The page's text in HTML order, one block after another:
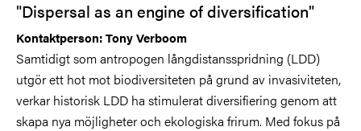
"Dispersal as an engine of diversification"
Kontaktperson: Tony Verboom
Samtidigt som antropogen långdistansspridning (LDD)
utgör ett hot mot biodiversiteten på grund av invasiviteten,
verkar historisk LDD ha stimulerat diversifiering genom att
skapa nya möjligheter och ekologiska frirum. Med fokus på